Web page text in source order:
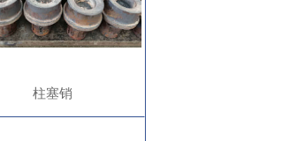
柱塞销